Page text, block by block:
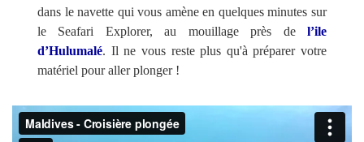
dans le navette qui vous amène en quelques minutes sur
le Seafari Explorer, au mouillage près del’ile
d’Hulumalé. Il ne vous reste plus qu'à préparer votre
matériel pour aller plonger !
External
video